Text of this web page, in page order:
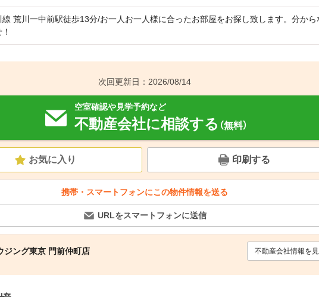
線 荒川一中前駅徒歩13分/お一人お一人様に合ったお部屋をお探し致します。分か
次回更新日：2026/08/14
空室確認や見学予約など
不動産会社に相談する （無料）
お気に入り 印刷する
携帯・スマートフォンにこの物件情報を送る
URLをスマートフォンに送信
ジング東京 門前仲町店 不動産会社情報を